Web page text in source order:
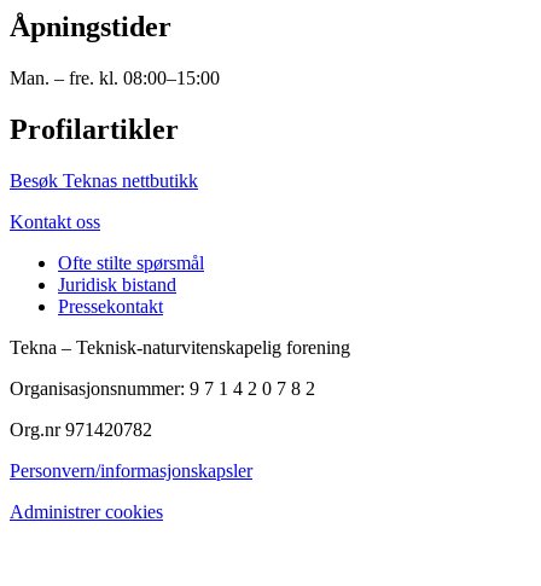
Åpningstider
Man. – fre. kl. 08:00–15:00
Profilartikler
Besøk Teknas nettbutikk
Kontakt oss
Ofte stilte spørsmål
Juridisk bistand
Pressekontakt
Tekna – Teknisk-naturvitenskapelig forening
Organisasjonsnummer: 9 7 1 4 2 0 7 8 2
Org.nr 971420782
Personvern/informasjonskapsler
Administrer cookies